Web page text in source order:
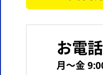
お電
月〜金